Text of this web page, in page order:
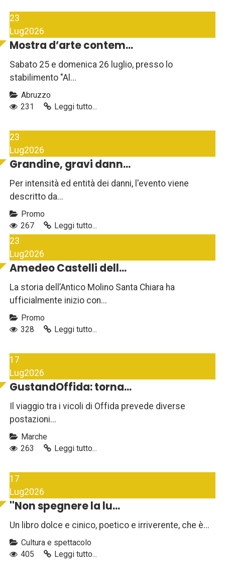
23
Lug2026
Mostra d’arte contem...
Sabato 25 e domenica 26 luglio, presso lo
stabilimento "Al...
Abruzzo
231
Leggi tutto...
23
Lug2026
Grandine, gravi dann...
Per intensità ed entità dei danni, l'evento viene
descritto da...
Promo
267
Leggi tutto...
23
Lug2026
Amedeo Castelli dell...
La storia dell’Antico Molino Santa Chiara ha
ufficialmente inizio con...
Promo
328
Leggi tutto...
17
Lug2026
GustandOffida: torna...
Il viaggio tra i vicoli di Offida prevede diverse
postazioni...
Marche
263
Leggi tutto...
17
Lug2026
''Non spegnere la lu...
Un libro dolce e cinico, poetico e irriverente, che è...
Cultura e spettacolo
405
Leggi tutto...